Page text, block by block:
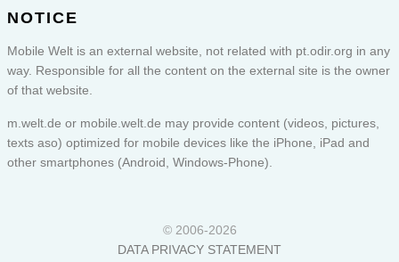
NOTICE
Mobile Welt is an external website, not related with pt.odir.org in any
way. Responsible for all the content on the external site is the owner
of that website.
m.welt.de or mobile.welt.de may provide content (videos, pictures,
texts aso) optimized for mobile devices like the iPhone, iPad and
other smartphones (Android, Windows-Phone).
© 2006-2026
DATA PRIVACY STATEMENT